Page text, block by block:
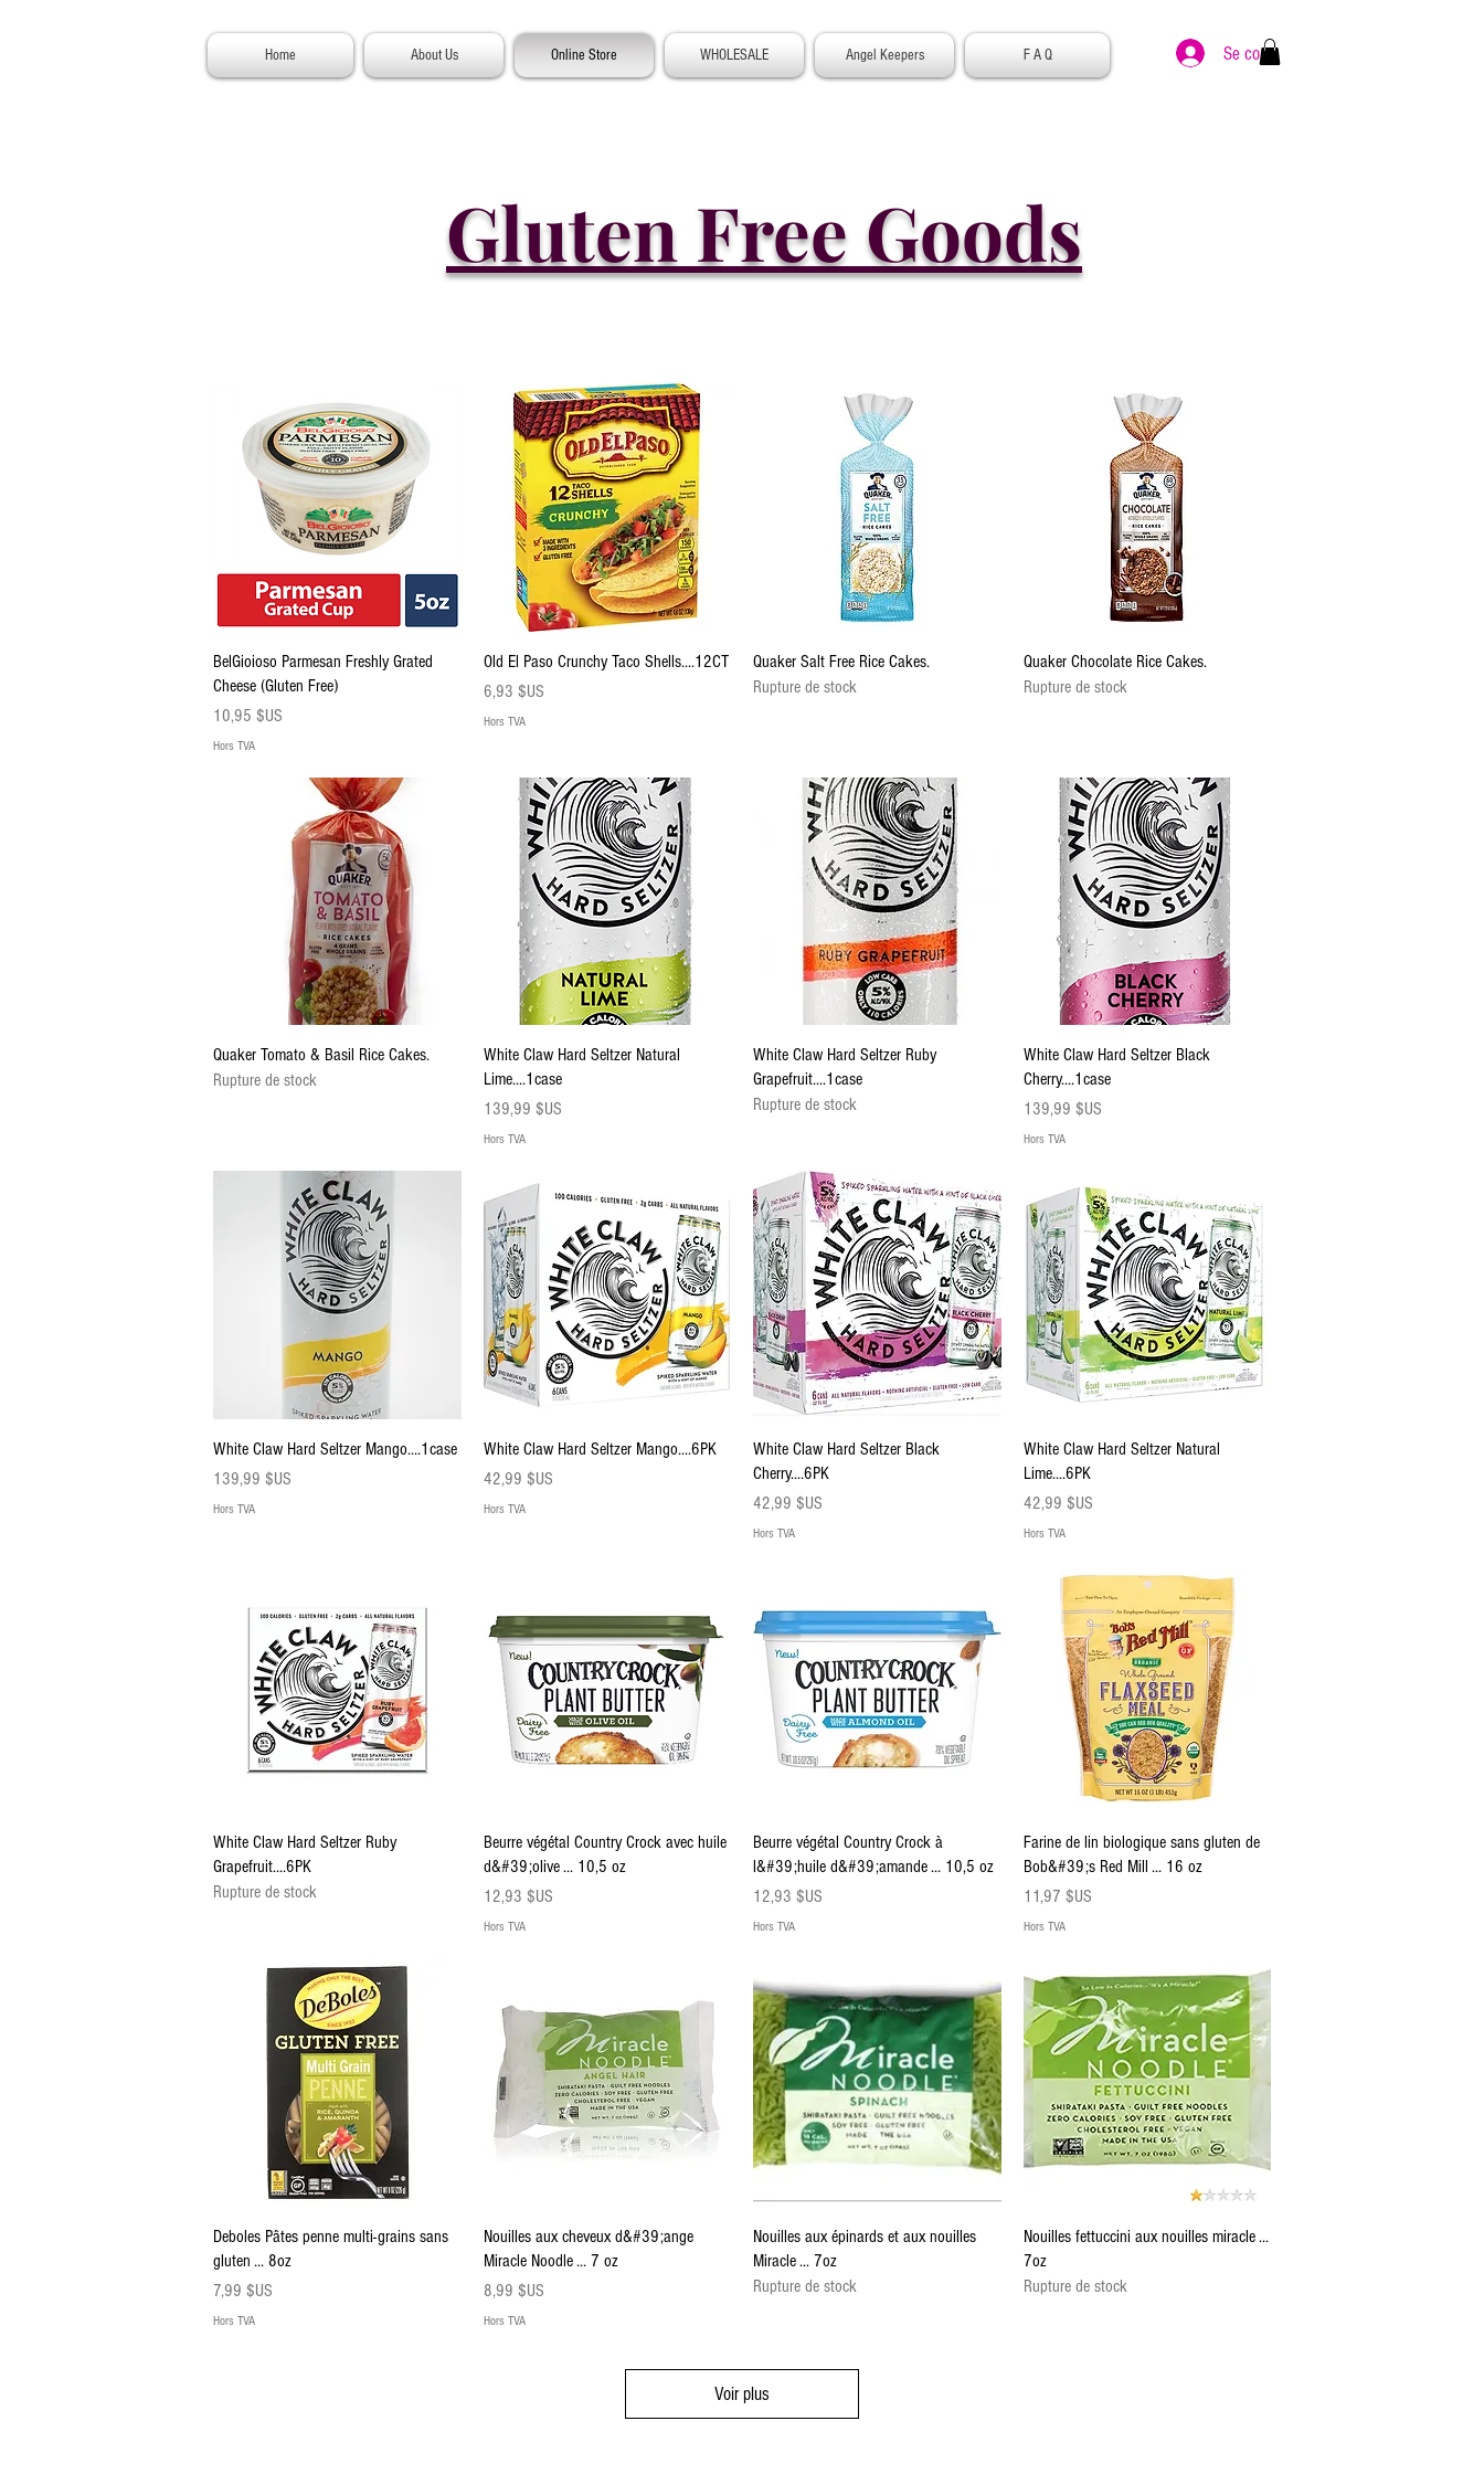
Home About Us Online Store WHOLESALE Angel Keepers F A Q Se connecter
Gluten Free Goods
Aperçu rapide
BelGioioso Parmesan Freshly Grated
Cheese (Gluten Free)
Prix
10,95 $US
Hors TVA
Aperçu rapide
Old El Paso Crunchy Taco Shells....12CT
Prix
6,93 $US
Hors TVA
Aperçu rapide
Quaker Salt Free Rice Cakes.
Rupture de stock
Aperçu rapide
Quaker Chocolate Rice Cakes.
Rupture de stock
Aperçu rapide
Quaker Tomato & Basil Rice Cakes.
Rupture de stock
Aperçu rapide
White Claw Hard Seltzer Natural
Lime....1case
Prix
139,99 $US
Hors TVA
Aperçu rapide
White Claw Hard Seltzer Ruby
Grapefruit....1case
Rupture de stock
Aperçu rapide
White Claw Hard Seltzer Black
Cherry....1case
Prix
139,99 $US
Hors TVA
Aperçu rapide
White Claw Hard Seltzer Mango....1case
Prix
139,99 $US
Hors TVA
Aperçu rapide
White Claw Hard Seltzer Mango....6PK
Prix
42,99 $US
Hors TVA
Aperçu rapide
White Claw Hard Seltzer Black
Cherry....6PK
Prix
42,99 $US
Hors TVA
Aperçu rapide
White Claw Hard Seltzer Natural
Lime....6PK
Prix
42,99 $US
Hors TVA
Aperçu rapide
White Claw Hard Seltzer Ruby
Grapefruit....6PK
Rupture de stock
Aperçu rapide
Beurre végétal Country Crock avec huile
d&#39;olive ... 10,5 oz
Prix
12,93 $US
Hors TVA
Aperçu rapide
Beurre végétal Country Crock à
l&#39;huile d&#39;amande ... 10,5 oz
Prix
12,93 $US
Hors TVA
Aperçu rapide
Farine de lin biologique sans gluten de
Bob&#39;s Red Mill ... 16 oz
Prix
11,97 $US
Hors TVA
Aperçu rapide
Deboles Pâtes penne multi-grains sans
gluten ... 8oz
Prix
7,99 $US
Hors TVA
Aperçu rapide
Nouilles aux cheveux d&#39;ange
Miracle Noodle ... 7 oz
Prix
8,99 $US
Hors TVA
Aperçu rapide
Nouilles aux épinards et aux nouilles
Miracle ... 7oz
Rupture de stock
Aperçu rapide
Nouilles fettuccini aux nouilles miracle ...
7oz
Rupture de stock
Voir plus